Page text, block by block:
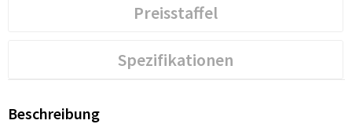
Preisstaffel
Spezifikationen
Beschreibung